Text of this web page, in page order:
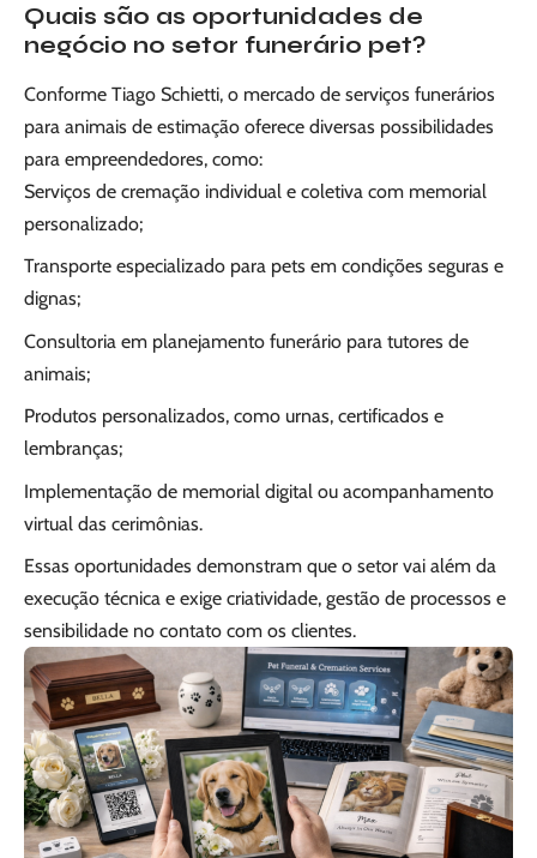
Quais são as oportunidades de
negócio no setor funerário pet?
Conforme Tiago Schietti, o mercado de serviços funerários
para animais de estimação oferece diversas possibilidades
para empreendedores, como:
Serviços de cremação individual e coletiva com memorial
personalizado;
Transporte especializado para pets em condições seguras e
dignas;
Consultoria em planejamento funerário para tutores de
animais;
Produtos personalizados, como urnas, certificados e
lembranças;
Implementação de memorial digital ou acompanhamento
virtual das cerimônias.
Essas oportunidades demonstram que o setor vai além da
execução técnica e exige criatividade, gestão de processos e
sensibilidade no contato com os clientes.